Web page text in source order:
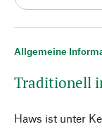
Allgemeine
Traditionell
Haws ist unter